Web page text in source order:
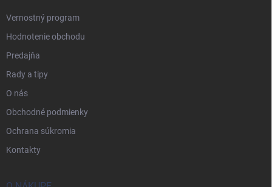
Vernostný program
Hodnotenie obchodu
Predajňa
Rady a tipy
O nás
Obchodné podmienky
Ochrana súkromia
Kontakty